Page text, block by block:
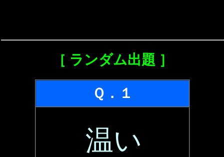
［ ランダム出題 ］
Ｑ．１
温い